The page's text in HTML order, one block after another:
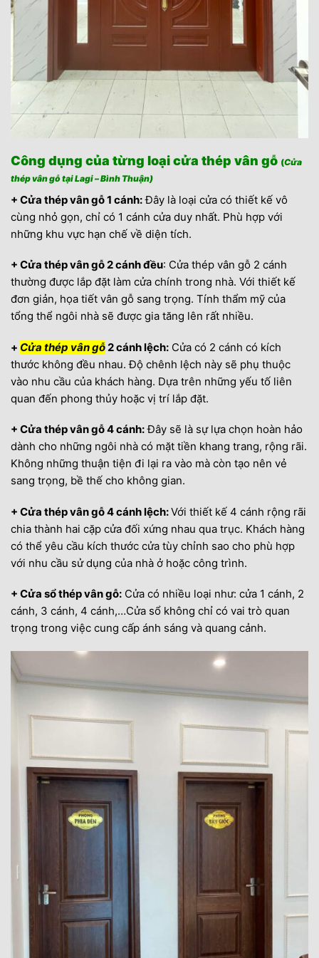
Công dụng của từng loại cửa thép vân gỗ (Cửa
thép vân gỗ tại Lagi – Bình Thuận)
+ Cửa thép vân gỗ 1 cánh:Đây là loại cửa có thiết kế vô
cùng nhỏ gọn, chỉ có 1 cánh cửa duy nhất. Phù hợp với
những khu vực hạn chế về diện tích.
+ Cửa thép vân gỗ 2 cánh đều: Cửa thép vân gỗ 2 cánh
thường được lắp đặt làm cửa chính trong nhà. Với thiết kế
đơn giản, họa tiết vân gỗ sang trọng. Tính thẩm mỹ của
tổng thể ngôi nhà sẽ được gia tăng lên rất nhiều.
+ Cửa thép vân gỗ 2 cánh lệch: Cửa có 2 cánh có kích
thước không đều nhau. Độ chênh lệch này sẽ phụ thuộc
vào nhu cầu của khách hàng. Dựa trên những yếu tố liên
quan đến phong thủy hoặc vị trí lắp đặt.
+ Cửa thép vân gỗ 4 cánh:Đây sẽ là sự lựa chọn hoàn hảo
dành cho những ngôi nhà có mặt tiền khang trang, rộng rãi.
Không những thuận tiện đi lại ra vào mà còn tạo nên vẻ
sang trọng, bề thế cho không gian.
+ Cửa thép vân gỗ 4 cánh lệch:Với thiết kế 4 cánh rộng rãi
chia thành hai cặp cửa đối xứng nhau qua trục. Khách hàng
có thể yêu cầu kích thước cửa tùy chỉnh sao cho phù hợp
với nhu cầu sử dụng của nhà ở hoặc công trình.
+ Cửa sổ thép vân gỗ: Cửa có nhiều loại như: cửa 1 cánh, 2
cánh, 3 cánh, 4 cánh,…Cửa sổ không chỉ có vai trò quan
trọng trong việc cung cấp ánh sáng và quang cảnh.